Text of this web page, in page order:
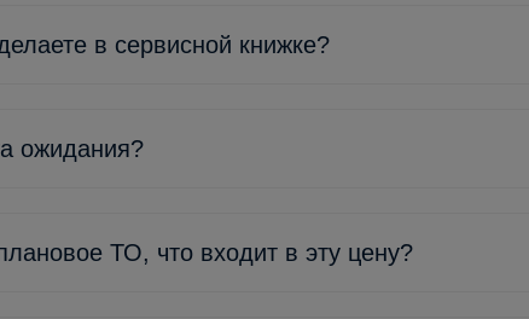
в сервисной книжке?
ожидания?
ТО, что входит в эту цену?